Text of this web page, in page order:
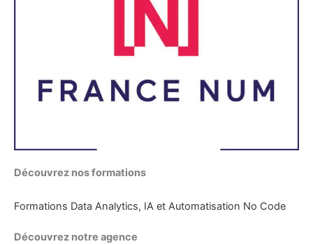
Découvrez nos formations
Formations Data Analytics, IA et Automatisation No Code
Découvrez notre agence